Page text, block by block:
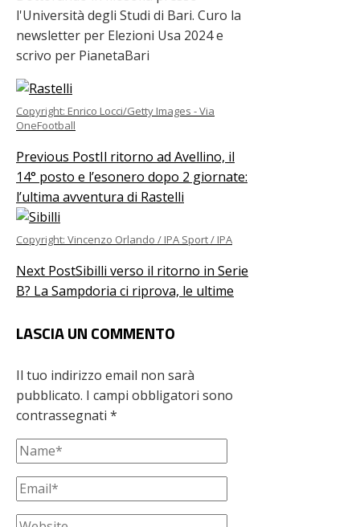
l'Università degli Studi di Bari. Curo la
newsletter per Elezioni Usa 2024 e
scrivo per PianetaBari
Copyright: Enrico Locci/Getty Images - Via
OneFootball
Previous PostIl ritorno ad Avellino, il
14° posto e l’esonero dopo 2 giornate:
l’ultima avventura di Rastelli
Copyright: Vincenzo Orlando / IPA Sport / IPA
Next PostSibilli verso il ritorno in Serie
B? La Sampdoria ci riprova, le ultime
LASCIA UN COMMENTO
Il tuo indirizzo email non sarà
pubblicato. I campi obbligatori sono
contrassegnati *